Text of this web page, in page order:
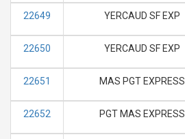
22649 YERCAUD SF EXP
22650 YERCAUD SF EXP
22651 MAS PGT EXPRESS
22652 PGT MAS EXPRESS